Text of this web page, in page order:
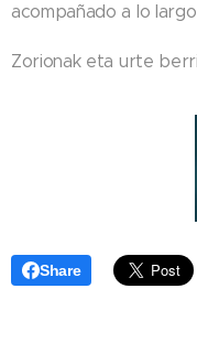
acompañado a lo
Zorionak eta urte
Share